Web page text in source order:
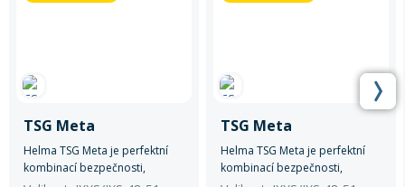
TSG Meta
Helma TSG Meta je perfektní
kombinací bezpečnosti,
TSG Meta
Helma TSG Meta je perfektní
kombinací bezpečnosti,